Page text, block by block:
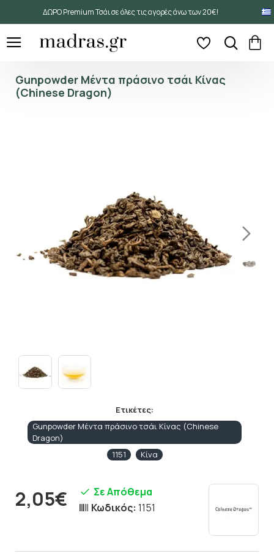
ΔΩΡΟ Premium Τσάι σε όλες τις αγορές άνω των 20€!
Gunpowder Μέντα πράσινο τσάι Κίνας
(Chinese Dragon)
Ετικέτες:
Gunpowder Μέντα πράσινο τσάι Κίνας (Chinese
Dragon)
1151
Κίνα
2,05€
Σε Απόθεμα
Κωδικός: 1151